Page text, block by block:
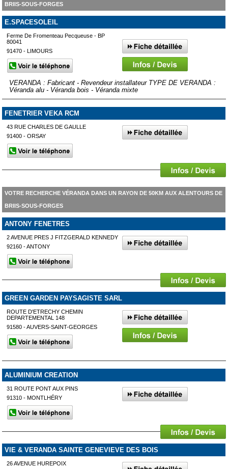
BRIIS-SOUS-FORGES
E.SPACESOLEIL
Ferme De Fromenteau Pecqueuse - BP
80041
91470 - LIMOURS
VERANDA : Fabricant - Revendeur installateur TYPE DE VERANDA :
Véranda alu - Véranda bois - Véranda mixte
FENETRIER VEKA RCM
43 RUE CHARLES DE GAULLE
91400 - ORSAY
VOTRE RECHERCHE VÉRANDA DANS UN RAYON DE 50KM AUX ALENTOURS DE
BRIIS-SOUS-FORGES
ANTONY FENETRES
2 AVENUE PRES J FITZGERALD KENNEDY
92160 - ANTONY
GREEN GARDEN PAYSAGISTE SARL
ROUTE D'ETRECHY CHEMIN
DEPARTEMENTAL 148
91580 - AUVERS-SAINT-GEORGES
ALUMINIUM CREATION
31 ROUTE PONT AUX PINS
91310 - MONTLHÉRY
VIE & VERANDA SAINTE GENEVIEVE DES BOIS
26 AVENUE HUREPOIX